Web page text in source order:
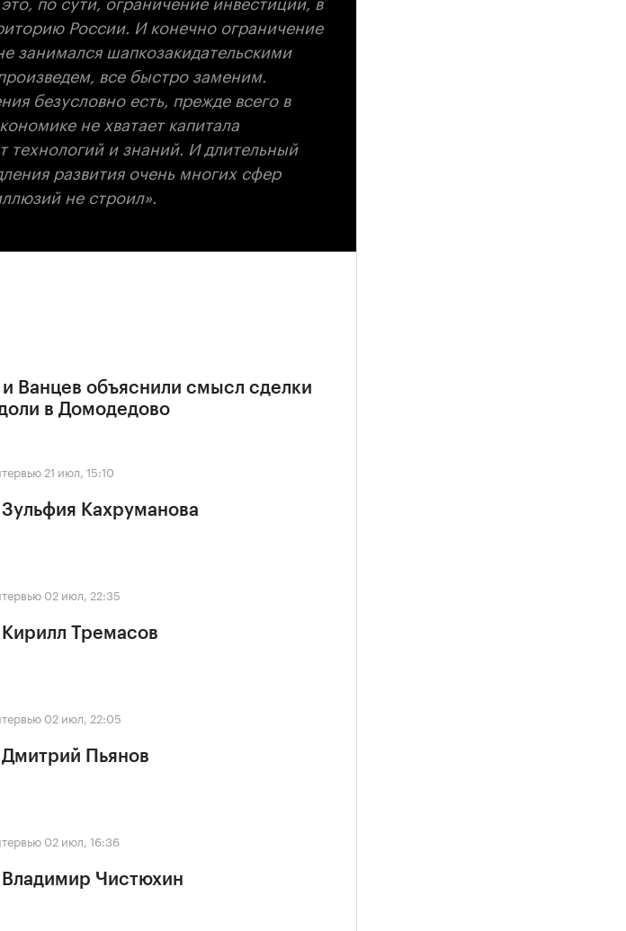
России. И конечно ограничение
занимался шапкозакидательскими
все быстро заменим.
безусловно есть, прежде всего в
не хватает капитала
технологий и знаний. И длительный
развития очень многих сфер
не строил».
и Ванцев объяснили смысл сделки
в Домодедово
21 июл, 15:10
Кахруманова
02 июл, 22:35
Тремасов
02 июл, 22:05
Пьянов
02 июл, 16:36
Чистюхин